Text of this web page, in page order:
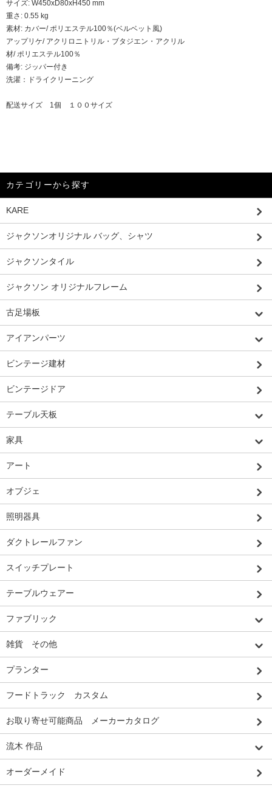
サイズ: W450xD80xH450 mm
重さ: 0.55 kg
素材: カバー/ ポリエステル100％(ベルベット風)
アップリケ/ アクリロニトリル・ブタジエン・アクリル
材/ ポリエステル100％
備考: ジッパー付き
洗濯：ドライクリーニング
配送サイズ 1個 １００サイズ
カテゴリーから探す
KARE
ジャクソンオリジナル バッグ、シャツ
ジャクソンタイル
ジャクソン オリジナルフレーム
古足場板
アイアンパーツ
ビンテージ建材
ビンテージドア
テーブル天板
家具
アート
オブジェ
照明器具
ダクトレールファン
スイッチプレート
テーブルウェアー
ファブリック
雑貨 その他
プランター
フードトラック カスタム
お取り寄せ可能商品 メーカーカタログ
流木 作品
オーダーメイド